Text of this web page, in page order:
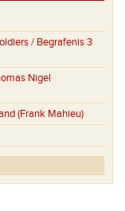
/ Begrafenis 3
Nigel
(Frank Mahieu)